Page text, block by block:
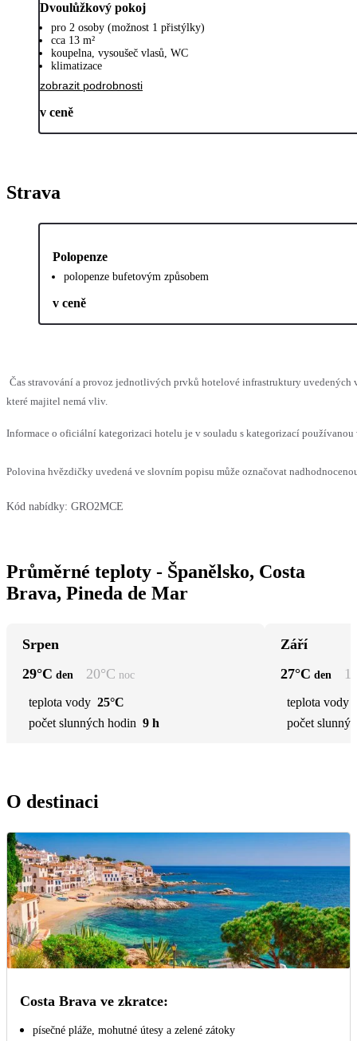
Dvoulůžkový pokoj
pro 2 osoby (možnost 1 přistýlky)
cca 13 m²
koupelna, vysoušeč vlasů, WC
klimatizace
zobrazit podrobnosti
v ceně
Strava
Polopenze
polopenze bufetovým způsobem
v ceně
Čas stravování a provoz jednotlivých prvků hotelové infrastruktury uvedených
které majitel nemá vliv.
Informace o oficiální kategorizaci hotelu je v souladu s kategorizací
Polovina hvězdičky uvedená ve slovním popisu může označovat
Kód nabídky: GRO2MCE
Průměrné teploty - Španělsko, Costa
Brava, Pineda de Mar
Srpen
29°C den 20°C noc
teplota vody 25°C
počet slunných hodin 9 h
Září
27°C den
teplota vody
počet
O destinaci
Costa Brava ve zkratce:
písečné pláže, mohutné útesy a zelené zátoky